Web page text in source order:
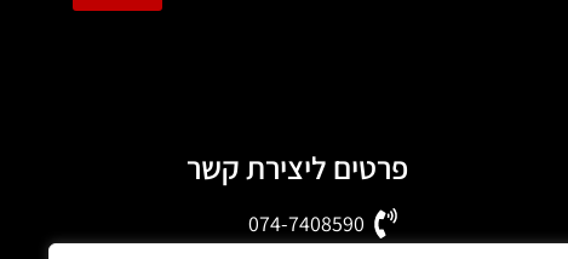
פרטים ליצירת קשר
074-7408590